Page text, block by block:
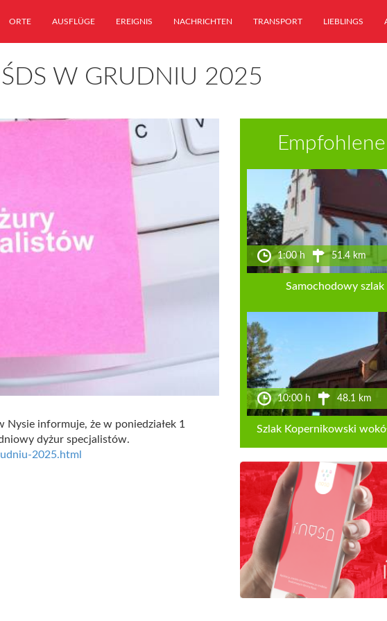
ORTE AUSFLÜGE EREIGNIS NACHRICHTEN TRANSPORT LIEBLINGS
W GRUDNIU 2025
informuje, że w poniedziałek 1
dyżur specjalistów.
2025.html
1:00 h 51.4 km
Samochodowy
10:00 h 48.1 km
Szlak Kopernikowski